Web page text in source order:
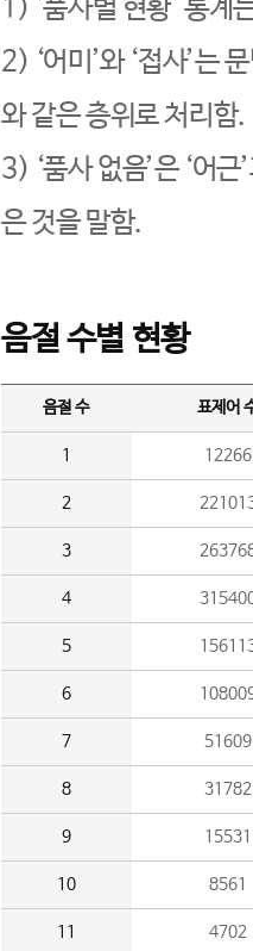
1) '품사별 현황' 통계
2) ‘어미’와 ‘접사’는
와 같은 층위로 처리함.
3) ‘품사 없음’은 ‘어
은 것을 말함.
음절 수별 현황
음절 수 표제어
1 12266
2
3
4
5
6
7 51609
8 31782
9 15531
10 8561
11 4702